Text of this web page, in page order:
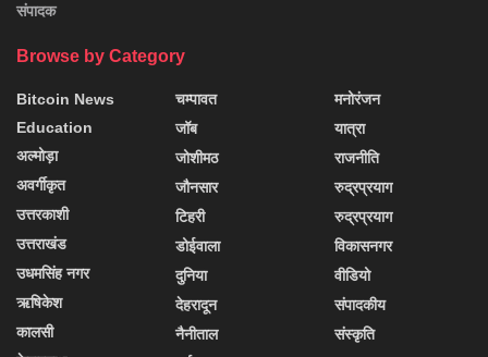
संपादक
Browse by Category
Bitcoin News
Education
अल्मोड़ा
अवर्गीकृत
उत्तरकाशी
उत्तराखंड
उधमसिंह नगर
ऋषिकेश
कालसी
चम्पावत
जॉब
जोशीमठ
जौनसार
टिहरी
डोईवाला
दुनिया
देहरादून
नैनीताल
मनोरंजन
यात्रा
राजनीति
रुद्रप्रयाग
रुद्रप्रयाग
विकासनगर
वीडियो
संपादकीय
संस्कृति